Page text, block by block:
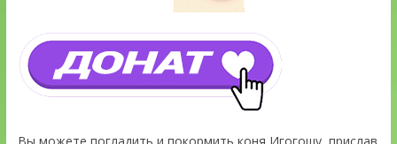
Вы можете погладить и покормить коня Игогошу, прислав